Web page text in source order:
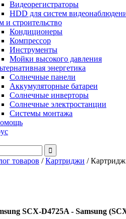
Видеорегистраторы
HDD для систем
и строительство
Кондиционеры
Компрессор
Инструменты
Мойки высокого давления
энергетика
Солнечные панели
Аккумуляторные батареи
Солнечные инверторы
Солнечные электростанции
Системы монтажа
товаров /Картриджи /Картридж
SCX-D4725A - Samsung